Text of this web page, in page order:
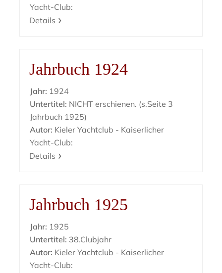
Yacht-Club:
Details
Jahrbuch 1924
Jahr: 1924
Untertitel: NICHT erschienen. (s.Seite 3
Jahrbuch 1925)
Autor: Kieler Yachtclub - Kaiserlicher
Yacht-Club:
Details
Jahrbuch 1925
Jahr: 1925
Untertitel: 38.Clubjahr
Autor: Kieler Yachtclub - Kaiserlicher
Yacht-Club: